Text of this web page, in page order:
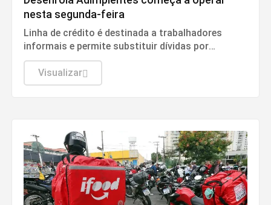
nesta segunda-feira
Linha de crédito é destinada a trabalhadores
informais e permite substituir dívidas por
empréstimos mais baratos.
Visualizar